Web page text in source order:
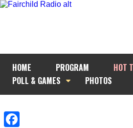
HOME PROGRAM HOT
POLL & GAMES
PHOTOS